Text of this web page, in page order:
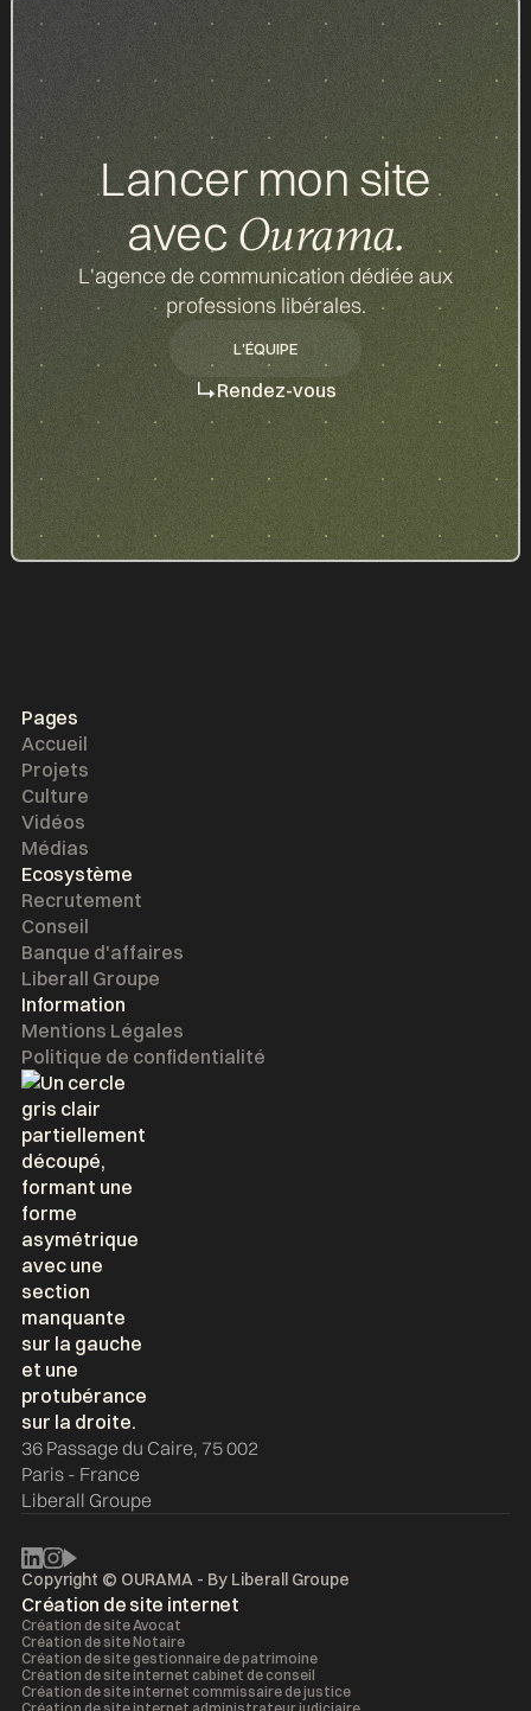
Lancer mon site
avecOurama.
L'agence de communication dédiée aux
professions libérales.
L'ÉQUIPE
L'ÉQUIPE
Rendez-vous
36 Passage du Caire, 75 002
Paris - France
Liberall Groupe
Pages
Accueil
Projets
Culture
Vidéos
Médias
Ecosystème
Recrutement
Conseil
Banque d'affaires
Liberall Groupe
Information
Mentions Légales
Politique de confidentialité
Copyright © OURAMA - By Liberall Groupe
Création de site internet
Création de site Avocat
Création de site Notaire
Création de site gestionnaire de patrimoine
Création de site internet cabinet de conseil
Création de site internet commissaire de justice